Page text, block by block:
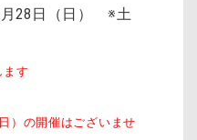
月28日（日） ※土
ます
）の開催はございませ